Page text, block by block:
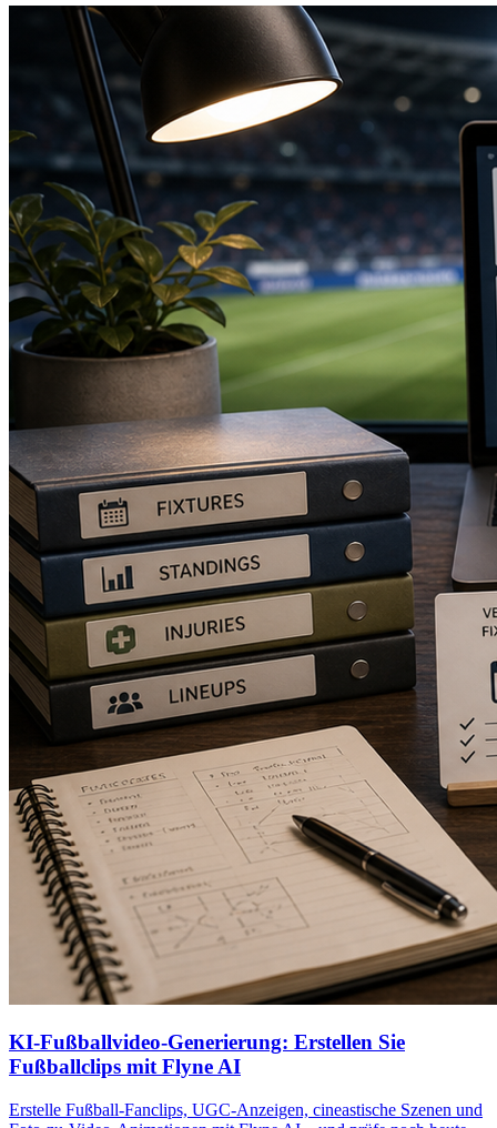
KI-Fußballvideo-Generierung: Erstellen Sie
Fußballclips mit Flyne AI
Erstelle Fußball-Fanclips, UGC-Anzeigen, cineastische Szenen und